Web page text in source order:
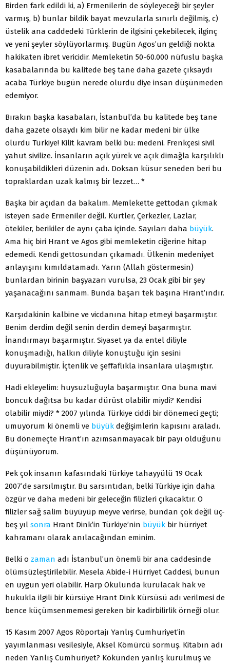
Birden fark edildi ki, a) Ermenilerin de söyleyeceği bir şeyler
varmış, b) bunlar bildik bayat mevzularla sınırlı değilmiş, c)
üstelik ana caddedeki Türklerin de ilgisini çekebilecek, ilginç
ve yeni şeyler söylüyorlarmış. Bugün Agos’un geldiği nokta
hakikaten ibret vericidir. Memleketin 50-60.000 nüfuslu başka
kasabalarında bu kalitede beş tane daha gazete çıksaydı
acaba Türkiye bugün nerede olurdu diye insan düşünmeden
edemiyor.
Bırakın başka kasabaları, İstanbul’da bu kalitede beş tane
daha gazete olsaydı kim bilir ne kadar medeni bir ülke
olurdu Türkiye! Kilit kavram belki bu: medeni. Frenkçesi sivil
yahut sivilize. İnsanların açık yürek ve açık dimağla karşılıklı
konuşabildikleri düzenin adı. Doksan küsur seneden beri bu
topraklardan uzak kalmış bir lezzet… *
Başka bir açıdan da bakalım. Memlekette gettodan çıkmak
isteyen sade Ermeniler değil. Kürtler, Çerkezler, Lazlar,
ötekiler, berikiler de aynı çaba içinde. Sayıları daha büyük.
Ama hiç biri Hrant ve Agos gibi memleketin ciğerine hitap
edemedi. Kendi gettosundan çıkamadı. Ülkenin medeniyet
anlayışını kımıldatamadı. Yarın (Allah göstermesin)
bunlardan birinin başyazarı vurulsa, 23 Ocak gibi bir şey
yaşanacağını sanmam. Bunda başarı tek başına Hrant’ındır.
Karşıdakinin kalbine ve vicdanına hitap etmeyi başarmıştır.
Benim derdim değil senin derdin demeyi başarmıştır.
İnandırmayı başarmıştır. Siyaset ya da entel diliyle
konuşmadığı, halkın diliyle konuştuğu için sesini
duyurabilmiştir. İçtenlik ve şeffaflıkla insanlara ulaşmıştır.
Hadi ekleyelim: huysuzluğuyla başarmıştır. Ona buna mavi
boncuk dağıtsa bu kadar dürüst olabilir miydi? Kendisi
olabilir miydi? * 2007 yılında Türkiye ciddi bir dönemeci geçti;
umuyorum ki önemli ve büyük değişimlerin kapısını araladı.
Bu dönemeçte Hrant’ın azımsanmayacak bir payı olduğunu
düşünüyorum.
Pek çok insanın kafasındaki Türkiye tahayyülü 19 Ocak
2007’de sarsılmıştır. Bu sarsıntıdan, belki Türkiye için daha
özgür ve daha medeni bir geleceğin filizleri çıkacaktır. O
filizler sağ salim büyüyüp meyve verirse, bundan çok değil üç-
beş yıl sonra Hrant Dink’in Türkiye’nin büyük bir hürriyet
kahramanı olarak anılacağından eminim.
Belki o zaman adı İstanbul’un önemli bir ana caddesinde
ölümsüzleştirilebilir. Mesela Abide-i Hürriyet Caddesi, bunun
en uygun yeri olabilir. Harp Okulunda kurulacak hak ve
hukukla ilgili bir kürsüye Hrant Dink Kürsüsü adı verilmesi de
bence küçümsenmemesi gereken bir kadirbilirlik örneği olur.
15 Kasım 2007 Agos Röportajı Yanlış Cumhuriyet’in
yayımlanması vesilesiyle, Aksel Kömürcü sormuş. Kitabın adı
neden Yanlış Cumhuriyet? Kökünden yanlış kurulmuş ve